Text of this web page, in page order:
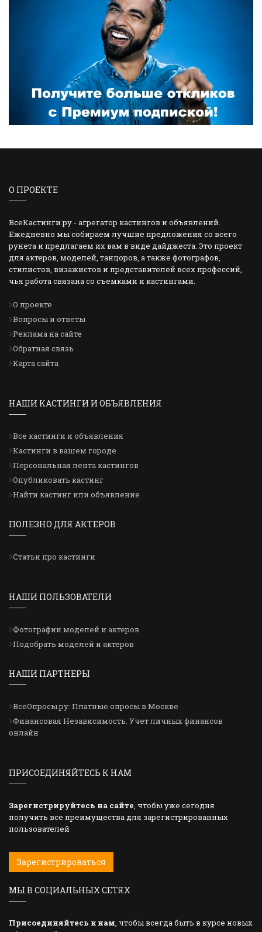
О ПРОЕКТЕ
ВсеКастинги.ру - агрегатор кастингов и объявлений.
Ежедневно мы собираем лучшие предложения со всего
рунета и предлагаем их вам в виде дайджеста. Это проект
для актеров, моделей, танцоров, а также фотографов,
стилистов, визажистов и представителей всех профессий,
чья работа связана со съемками и кастингами.
О проекте
Вопросы и ответы
Реклама на сайте
Обратная связь
Карта сайта
НАШИ КАСТИНГИ И ОБЪЯВЛЕНИЯ
Все кастинги и объявления
Кастинги в вашем городе
Персональная лента кастингов
Опубликовать кастинг
Найти кастинг или объявление
ПОЛЕЗНО ДЛЯ АКТЕРОВ
Статьи про кастинги
НАШИ ПОЛЬЗОВАТЕЛИ
Фотографии моделей и актеров
Подобрать моделей и актеров
НАШИ ПАРТНЕРЫ
ВсеОпросы.ру: Платные опросы в Москве
Финансовая Независимость: Учет личных финансов
онлайн
ПРИСОЕДИНЯЙТЕСЬ К НАМ
Зарегистрируйтесь на сайте, чтобы уже сегодня
получить все преимущества для зарегистрированных
пользователей
Зарегистрироваться
МЫ В СОЦИАЛЬНЫХ СЕТЯХ
Присоединяйтесь к нам, чтобы всегда быть в курсе новых